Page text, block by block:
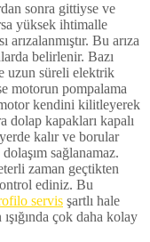
sonra gittiyse ve
yüksek ihtimalle
Bu arıza
belirlenir. Bazı
uzun süreli elektrik
motorun pompalama
kendini kilitleyerek
dolap kapakları kapalı
kalır ve borular
sağlanamaz.
zaman geçtikten
ediniz. Bu
servis şartlı hale
çok daha kolay